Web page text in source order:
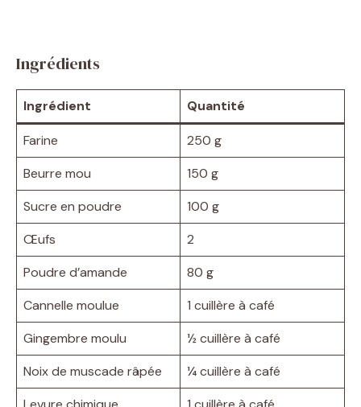
Ingrédients
Ingrédient Quantité
Farine
250 g
Beurre mou
150 g
Sucre en poudre
100 g
Œufs
2
Poudre d’amande
80 g
Cannelle moulue
1 cuillère à café
Gingembre moulu
½ cuillère à café
Noix de muscade râpée
¼ cuillère à café